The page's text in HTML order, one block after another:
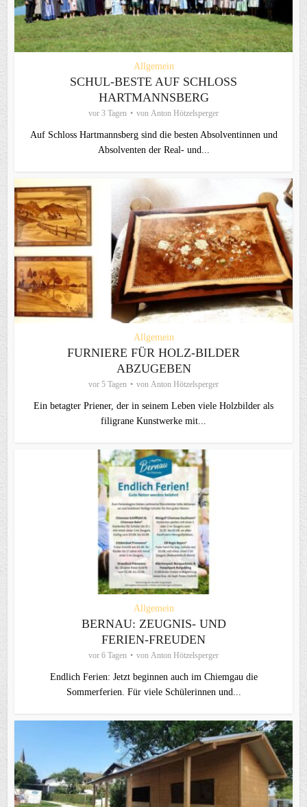
Allgemein
SCHUL-BESTE AUF SCHLOSS
HARTMANNSBERG
vor 3 Tagen von Anton Hötzelsperger
Auf Schloss Hartmannsberg sind die besten Absolventinnen und
Absolventen der Real- und...
Allgemein
FURNIERE FÜR HOLZ-BILDER
ABZUGEBEN
vor 5 Tagen von Anton Hötzelsperger
Ein betagter Priener, der in seinem Leben viele Holzbilder als
filigrane Kunstwerke mit...
Allgemein
BERNAU: ZEUGNIS- UND
FERIEN-FREUDEN
vor 6 Tagen von Anton Hötzelsperger
Endlich Ferien: Jetzt beginnen auch im Chiemgau die
Sommerferien. Für viele Schülerinnen und...